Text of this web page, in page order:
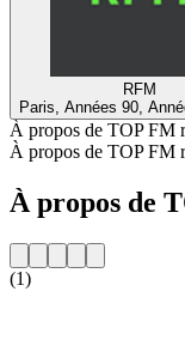
RFM
Paris, Années 90,
À propos de TOP FM
À propos de TOP FM
À propos de
(1)